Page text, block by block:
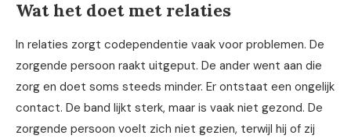
Wat het doet met relaties
In relaties zorgt codependentie vaak voor problemen. De
zorgende persoon raakt uitgeput. De ander went aan die
zorg en doet soms steeds minder. Er ontstaat een ongelijk
contact. De band lijkt sterk, maar is vaak niet gezond. De
zorgende persoon voelt zich niet gezien, terwijl hij of zij